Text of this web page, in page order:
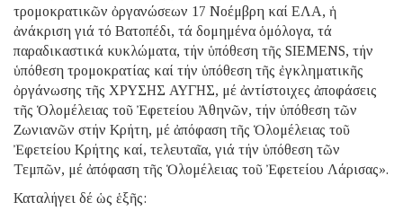
τρομοκρατικῶν ὀργανώσεων 17 Νοέμβρη καί ΕΛΑ, ἡ
ἀνάκριση γιά τό Βατοπέδι, τά δομημένα ὁμόλογα, τά
παραδικαστικά κυκλώματα, τήν ὑπόθεση τῆς SIEMENS, τήν
ὑπόθεση τρομοκρατίας καί τήν ὑπόθεση τῆς ἐγκληματικῆς
ὀργάνωσης τῆς ΧΡΥΣΗΣ ΑΥΓΗΣ, μέ ἀντίστοιχες ἀποφάσεις
τῆς Ὁλομέλειας τοῦ Ἐφετείου Ἀθηνῶν, τήν ὑπόθεση τῶν
Ζωνιανῶν στήν Κρήτη, μέ ἀπόφαση τῆς Ὁλομέλειας τοῦ
Ἐφετείου Κρήτης καί, τελευταῖα, γιά τήν ὑπόθεση τῶν
Τεμπῶν, μέ ἀπόφαση τῆς Ὁλομέλειας τοῦ Ἐφετείου Λάρισας».
Καταλήγει δέ ὡς ἑξῆς: